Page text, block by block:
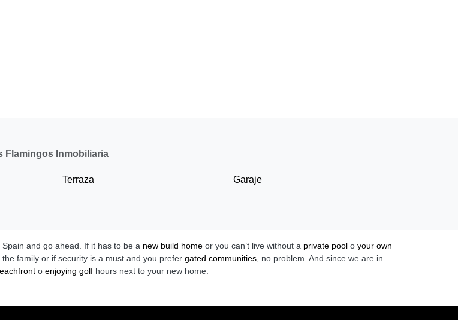
Flamingos Inmobiliaria
Terraza
Garaje
Spain and go ahead. If it has to be a new build home or you can’t live without a private pool o your own
family or if security is a must and you prefer gated communities , no problem. And since we are in
o enjoying golf hours next to your new home.